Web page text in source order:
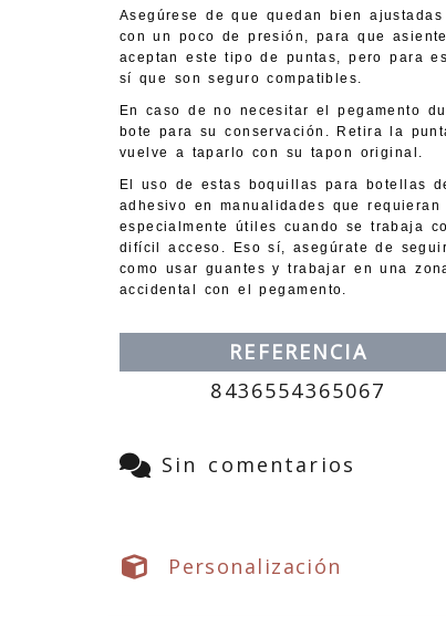
Asegúrese de que quedan bien
con un poco de presión, para que
aceptan este tipo de puntas, pero para
sí que son seguro compatibles.
En caso de no necesitar el pegamento
bote para su conservación. Retira la
vuelve a taparlo con su tapon original.
El uso de estas boquillas para botellas
adhesivo en manualidades que
especialmente útiles cuando se trabaja
difícil acceso. Eso sí, asegúrate de
como usar guantes y trabajar en una
accidental con el pegamento.
REFERENCIA
8436554365067
Sin comentarios
Personalización